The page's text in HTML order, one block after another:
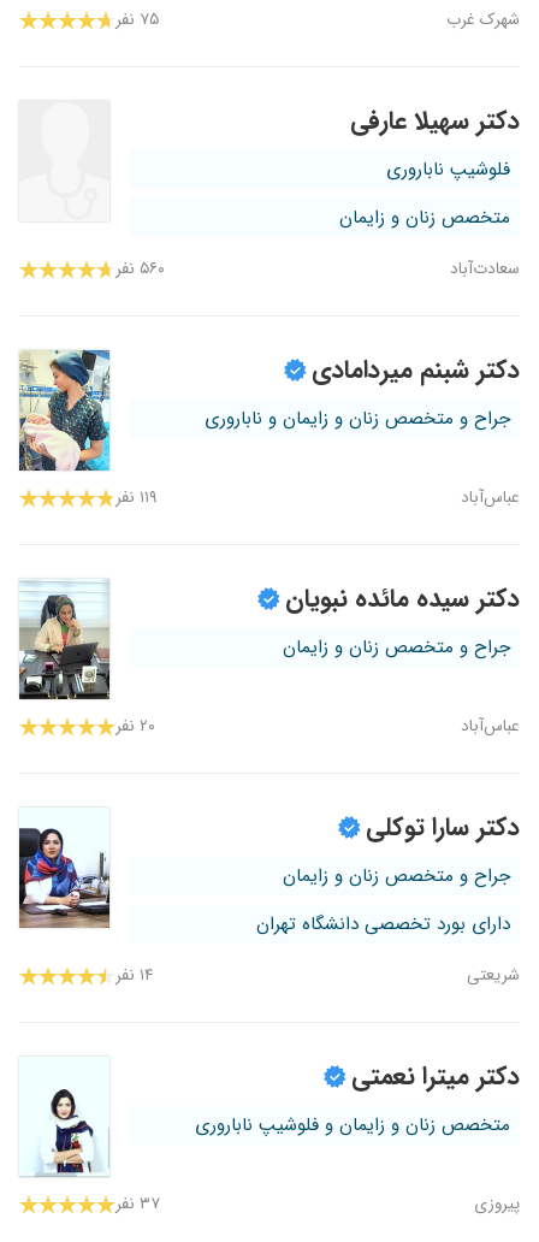
شهرک غرب ۷۵ نفر
دکتر سهیلا عارفی
فلوشیپ ناباروری
متخصص زنان و زایمان
سعادت‌آباد ۵۶۰ نفر
دکتر شبنم میردامادی
جراح و متخصص زنان و زایمان و ناباروری
عباس‌آباد ۱۱۹ نفر
دکتر سیده مائده نبویان
جراح و متخصص زنان و زایمان
عباس‌آباد ۲۰ نفر
دکتر سارا توکلی
جراح و متخصص زنان و زایمان
دارای بورد تخصصی دانشگاه تهران
شریعتی ۱۴ نفر
دکتر میترا نعمتی
متخصص زنان و زایمان و فلوشیپ ناباروری
پیروزی ۳۷ نفر